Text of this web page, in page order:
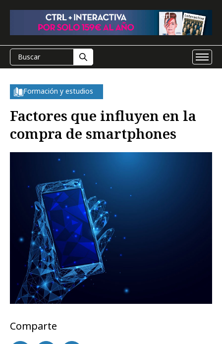
Formación y estudios
Factores que influyen en la
compra de smartphones
Comparte